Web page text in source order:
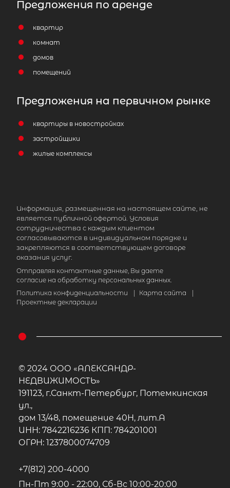
Предложения по аренде
квартир
комнат
домов
помещений
Предложения на первичном рынке
квартиры в новостройках
застройщики
жилые комплексы
Информация, размещенная на настоящем сайте, не
является публичной офертой. Условия
сотрудничества с каждым клиентом
согласовываются в индивидуальном порядке и
закрепляются в соответствующем договоре
оказания услуг.
Отправляя контактные данные, Вы даете
согласие на обработку персональных данных.
Политика конфиденциальности
Карта сайта
Проектные декларации
© 2024 ООО «АЛЕКСАНДР-
НЕДВИЖИМОСТЬ»
191123, г.Санкт-Петербург, Потемкинская
ул.,
дом 13/48, помещение 40Н, лит.А
ИНН: 7842216236 КПП: 784201001
ОГРН: 1237800074709
+7(812) 200-4000
Пн-Пт 9:00 - 22:00, Сб-Вс 10:00-20:00